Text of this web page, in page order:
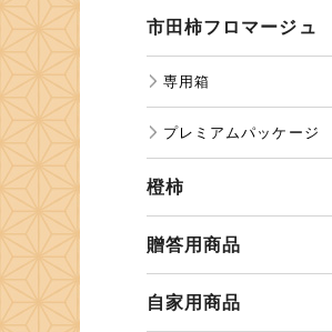
市田柿フロマージュ
専用箱
プレミアムパッケージ
橙柿
贈答用商品
自家用商品